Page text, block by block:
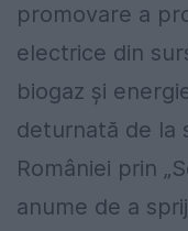
promovare a
electrice din
biogaz şi
deturnată de la
României prin
anume de a